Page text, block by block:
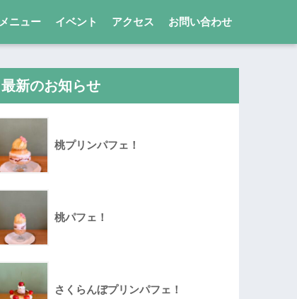
メニュー イベント アクセス お問い合わせ
最新のお知らせ
桃プリンパフェ！
桃パフェ！
さくらんぼプリンパフェ！